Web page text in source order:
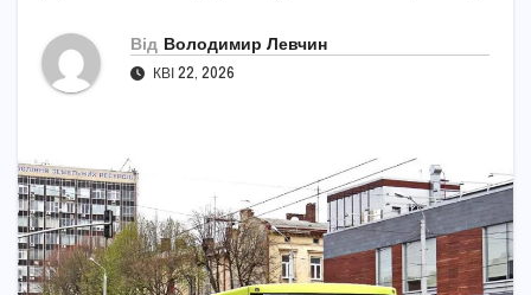
Від Володимир Левчин
КВІ 22, 2026